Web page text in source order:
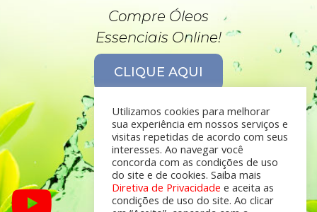
Compre Óleos
Essenciais Online!
CLIQUE AQUI
Utilizamos cookies para melhorar
sua experiência em nossos serviços e
visitas repetidas de acordo com seus
interesses. Ao navegar você
concorda com as condições de uso
do site e de cookies. Saiba mais
Diretiva de Privacidade e aceita as
condições de uso do site. Ao clicar